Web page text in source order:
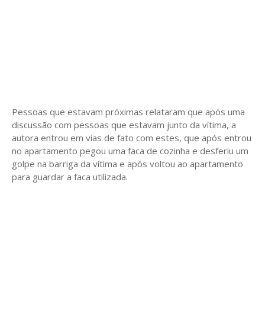
Pessoas que estavam próximas relataram que após uma
discussão com pessoas que estavam junto da vítima, a
autora entrou em vias de fato com estes, que após entrou
no apartamento pegou uma faca de cozinha e desferiu um
golpe na barriga da vítima e após voltou ao apartamento
para guardar a faca utilizada.